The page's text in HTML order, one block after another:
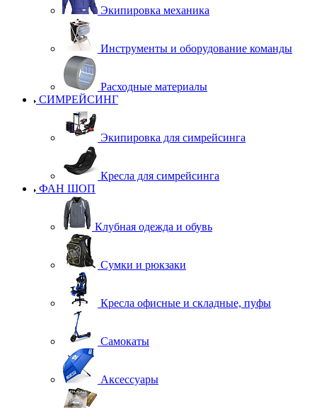
Экипировка механика
Инструменты и оборудование команды
Расходные материалы
СИМРЕЙСИНГ
Экипировка для симрейсинга
Кресла для симрейсинга
ФАН ШОП
Клубная одежда и обувь
Сумки и рюкзаки
Кресла офисные и складные, пуфы
Самокаты
Аксессуары